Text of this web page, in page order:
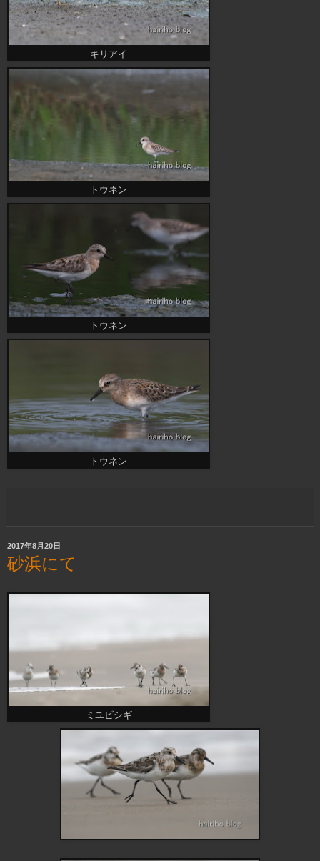
キリアイ
トウネン
トウネン
トウネン
2017年8月20日
砂浜にて
ミユビシギ